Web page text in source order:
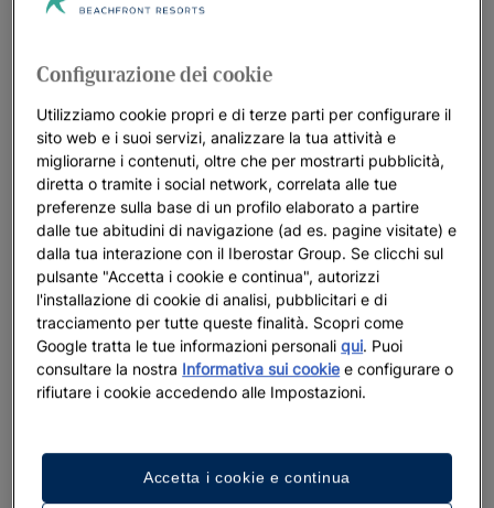
Scoprire di più
Configurazione dei cookie
Utilizziamo cookie propri e di terze parti per configurare il
sito web e i suoi servizi, analizzare la tua attività e
migliorarne i contenuti, oltre che per mostrarti pubblicità,
diretta o tramite i social network, correlata alle tue
preferenze sulla base di un profilo elaborato a partire
dalle tue abitudini di navigazione (ad es. pagine visitate) e
dalla tua interazione con il Iberostar Group. Se clicchi sul
pulsante "Accetta i cookie e continua", autorizzi
l'installazione di cookie di analisi, pubblicitari e di
tracciamento per tutte queste finalità. Scopri come
Google tratta le tue informazioni personaliqui. Puoi
consultare la nostra Informativa sui cookie e configurare o
rifiutare i cookie accedendo alle Impostazioni.
Accetta i cookie e continua